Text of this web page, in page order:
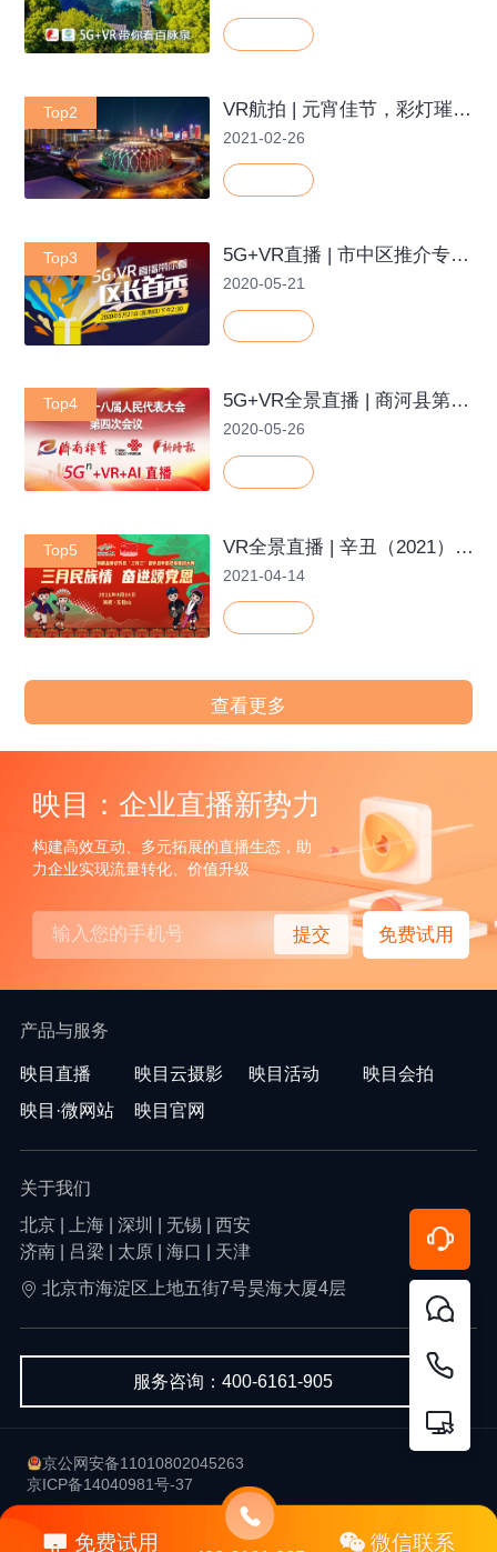
Top2 VR航拍 | 元宵佳节，彩灯璀璨“耀”泉城
2021-02-26
Top3 5G+VR直播 | 市中区推介专场来了，区长直播带货，共享品质市中
2020-05-21
Top4 5G+VR全景直播 | 商河县第十八届人民代表大会第四次会议
2020-05-26
Top5 VR全景直播 | 辛丑（2021）年三月三公祭袍隆扣大典
2021-04-14
查看更多
映目：企业直播新势力
构建高效互动、多元拓展的直播生态，助
力企业实现流量转化、价值升级
提交 免费试用
产品与服务
映目直播 映目云摄影 映目活动
映目会拍
映目·微网站
映目官网
关于我们
北京 | 上海 | 深圳 | 无锡 | 西安
济南 | 吕梁 | 太原 | 海口 | 天津
北京市海淀区上地五街7号昊海大厦4层
服务咨询：400-6161-905
京公网安备11010802045263
京ICP备14040981号-37
Copyright © 2013-2026 北京韦尔科技有限公司-映目 版权所有
免费试用 微信联系